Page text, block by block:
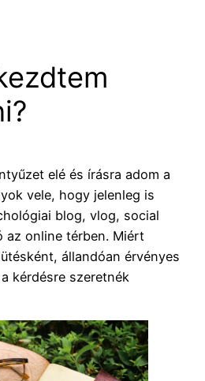
elé és írásra adom a
vele, hogy jelenleg is
blog, vlog, social
az online térben. Miért
állandóan érvényes
kérdésre szeretnék